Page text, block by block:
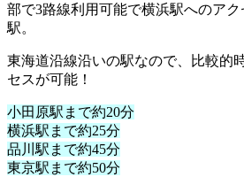
部で3路線利用可能で横浜駅へのア
駅。
東海道沿線沿いの駅なので、比較的
セスが可能！
小田原駅まで約20分
横浜駅まで約25分
品川駅まで約45分
東京駅まで約50分